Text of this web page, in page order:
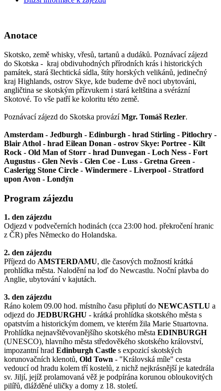
Anotace
Skotsko, země whisky, vřesů, tartanů a dudáků. Poznávací zájezd
do Skotska - kraj obdivuhodných přírodních krás i historických
památek, stará šlechtická sídla, štíty horských velikánů, jedinečný
kraj Highlands, ostrov Skye, kde budeme dvě noci ubytováni,
angličtina se skotským přízvukem i stará keltština a svérázní
Skotové. To vše patří ke koloritu této země.
Poznávací zájezd do Skotska provázíMgr. Tomáš Rezler.
Amsterdam - Jedburgh - Edinburgh - hrad Stirling - Pitlochry -
Blair Athol - hrad Eilean Donan - ostrov Skye: Portree - Kilt
Rock - Old Man of Storr - hrad Dunvegan - Loch Ness - Fort
Augustus - Glen Nevis - Glen Coe - Luss - Gretna Green -
Caslerigg Stone Circle - Windermere - Liverpool - Stratford
upon Avon - Londýn
Program zájezdu
1. den zájezdu
Odjezd v podvečerních hodinách (cca 23:00 hod. překročení hranic
z ČR) přes Německo do Holandska.
2. den zájezdu
Příjezd do AMSTERDAMU, dle časových možností krátká
prohlídka města. Nalodění na loď do Newcastlu. Noční plavba do
Anglie, ubytování v kajutách.
3. den zájezdu
Ráno kolem 09.00 hod. místního času připlutí do NEWCASTLU a
odjezd do JEDBURGHU - krátká prohlídka skotského města s
opatstvím a historickým domem, ve kterém žila Marie Stuartovna.
Prohlídka nejnavštěvovanějšího skotského města EDINBURGH
(UNESCO), hlavního města středověkého skotského království,
impozantní hrad Edinburgh Castle s expozicí skotských
korunovačních klenotů, Old Town - "Královská míle" cesta
vedoucí od hradu kolem tří kostelů, z nichž nejkrásnější je katedrála
sv. Jiljí, jejíž prolamovaná věž je podpírána korunou obloukovitých
pilířů, dlážděné uličky a domy z 18. století.